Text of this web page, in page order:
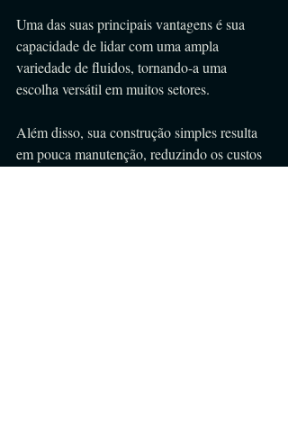
Uma das suas principais vantagens é sua
capacidade de lidar com uma ampla
variedade de fluidos, tornando-a uma
escolha versátil em muitos setores.
Além disso, sua construção simples resulta
em pouca manutenção, reduzindo os custos